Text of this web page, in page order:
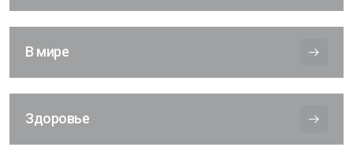
В мире
Здоровье